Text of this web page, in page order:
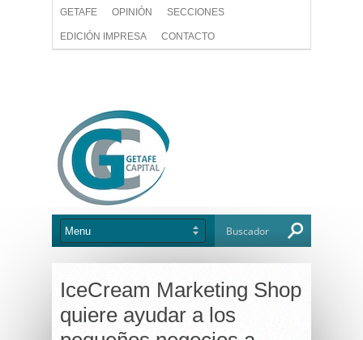
GETAFE OPINIÓN SECCIONES
EDICIÓN IMPRESA CONTACTO
IceCream Marketing Shop
quiere ayudar a los